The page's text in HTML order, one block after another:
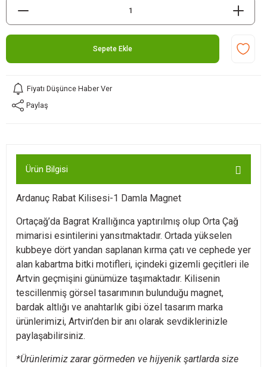
Sepete Ekle
Fiyatı Düşünce Haber Ver
Paylaş
Ürün Bilgisi
Ardanuç Rabat Kilisesi-1 Damla Magnet
Ortaçağ’da Bagrat Krallığınca yaptırılmış olup Orta Çağ
mimarisi esintilerini yansıtmaktadır. Ortada yükselen
kubbeye dört yandan saplanan kırma çatı ve cephede yer
alan kabartma bitki motifleri, içindeki gizemli geçitleri ile
Artvin geçmişini günümüze taşımaktadır. Kilisenin
tescillenmiş görsel tasarımının bulunduğu magnet,
bardak altlığı ve anahtarlık gibi özel tasarım marka
ürünlerimizi, Artvin’den bir anı olarak sevdiklerinizle
paylaşabilirsiniz.
*Ürünlerimiz zarar görmeden ve hijyenik şartlarda size